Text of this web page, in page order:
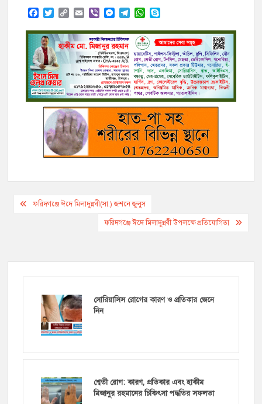
F
c
e
b
o
o
k
T
i
t
t
e
r
C
p
y
i
n
k
E
a
i
l
V
b
e
r
M
s
s
e
n
g
e
r
T
l
e
g
a
m
W
a
t
s
A
p
p
y
p
e
Postফরিদগঞ্জে ঈদে মিলাদুন্নবী(সা.) জশনে জুলুস
ফরিদগঞ্জে ঈদে মিলাদুন্নবী উপলক্ষে প্রতিযোগিতা
সোরিয়াসিস রোগের কারণ ও প্রতিকার জেনে
নিন
শ্বেতী রোগ: কারণ, প্রতিকার এবং হাকীম
মিজানুর রহমানের চিকিৎসা পদ্ধতির সফলতা